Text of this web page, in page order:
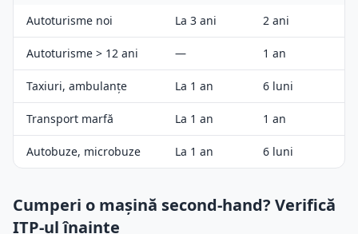
Autoturisme noi La 3 ani 2 ani
Autoturisme > 12 ani — 1 an
Taxiuri, ambulanțe La 1 an 6 luni
Transport marfă La 1 an 1 an
Autobuze, microbuze La 1 an 6 luni
Cumperi o mașină second-hand? Verifică
ITP-ul înainte